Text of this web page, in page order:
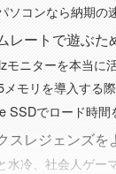
ソコンなら納期の
レートで遊ぶた
モニターを本当に
メモリを導入する
SSDでロード時
スレジェンズ
水冷、社会人ゲー